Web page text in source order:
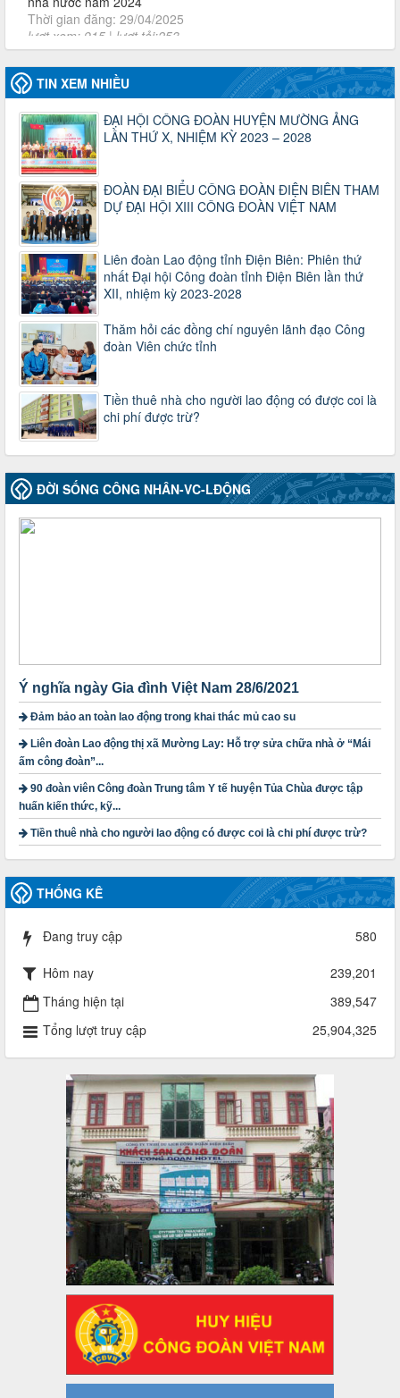
2930/TLĐ-TC
Công văn số 2930/TLĐ-TC, ngày 31/12/2024 của Tổng
LĐLĐ Việt Nam về việc quy định tỷ lệ phân phối tự động
Công đoàn năm 2025
Thời gian đăng: 06/01/2025
lượt xem: 1066 | lượt tải:437
47-TTCĐ/BTGTU
Thông tin chuyên đề: Một số nôi dung về sắp xếp tổ chức bộ
máy của hệ thống chính trị tinh gọn, hoạt động hiệu lực, hiệu
quả
Thời gian đăng: 25/12/2024
lượt xem: 1221 | lượt tải:339
37/HD-TLĐ
Hướng dẫn Công đoàn với việc tổ chức và hoạt động của
Ban Thanh tra Nhân dân
Thời gian đăng: 27/12/2024
lượt xem: 4944 | lượt tải:1351
35/HD-TLĐ
Hướng dẫn thực hiện một số nội dung chi liên quan đến
công tác kiểm tra, giám sát tại Công đoàn cơ sở
Thời gian đăng: 27/12/2024
lượt xem: 2072 | lượt tải:506
50/2024/QH/15
Thời gian đăng: 25/12/2024
lượt xem: 4224 | lượt tải:319
2010-CV/TU
nguyên tắc xây dựng và giao dự toán tài chính công đoàn
năm 2025
Thời gian đăng: 23/09/2024
lượt xem: 4197 | lượt tải:1312
3716/TLD-TC
Công văn hướng dẫn công tác quả lý tài chính, tài sản công
đoàn khi đơn vị sát nhập, chấm dứt hoạt động
Thời gian đăng: 13/04/2025
lượt xem: 2003 | lượt tải:719
LĐLĐ tỉnh Điện Biên năm 2025
Thời gian đăng: 28/04/2025
485/QĐ-LĐLĐ
Quyết định về việc công bố công khai quyết toán ngân sách
nhà nước năm 2024
Thời gian đăng: 29/04/2025
lượt xem: 915 | lượt tải:253
2930/TLĐ-TC
Công văn số 2930/TLĐ-TC, ngày 31/12/2024 của Tổng
LĐLĐ Việt Nam về việc quy định tỷ lệ phân phối tự động
KPCĐ 2% qua tài khoản Công đoàn Việt Nam về các cấp
Công đoàn năm 2025
Thời gian đăng: 06/01/2025
lượt xem: 1066 | lượt tải:437
47-TTCĐ/BTGTU
Thông tin chuyên đề: Một số nôi dung về sắp xếp tổ chức bộ
máy của hệ thống chính trị tinh gọn, hoạt động hiệu lực, hiệu
Thời gian đăng: 25/12/2024
lượt xem: 1221 | lượt tải:339
37/HD-TLĐ
Hướng dẫn Công đoàn với việc tổ chức và hoạt động của
Ban Thanh tra Nhân dân
Thời gian đăng: 27/12/2024
lượt xem: 4944 | lượt tải:1351
35/HD-TLĐ
TIN XEM NHIỀU
ĐẠI HỘI CÔNG ĐOÀN HUYỆN MƯỜNG ẢNG
LẦN THỨ X, NHIỆM KỲ 2023 – 2028
ĐOÀN ĐẠI BIỂU CÔNG ĐOÀN ĐIỆN BIÊN THAM
DỰ ĐẠI HỘI XIII CÔNG ĐOÀN VIỆT NAM
Liên đoàn Lao động tỉnh Điện Biên: Phiên thứ
nhất Đại hội Công đoàn tỉnh Điện Biên lần thứ
XII, nhiệm kỳ 2023-2028
Thăm hỏi các đồng chí nguyên lãnh đạo Công
đoàn Viên chức tỉnh
Tiền thuê nhà cho người lao động có được coi là
chi phí được trừ?
ĐỜI SỐNG CÔNG NHÂN-VC-LĐỘNG
Ý nghĩa ngày Gia đình Việt Nam 28/6/2021
Đảm bảo an toàn lao động trong khai thác mủ cao su
Liên đoàn Lao động thị xã Mường Lay: Hỗ trợ sửa chữa nhà ở “Mái
ấm công đoàn”...
90 đoàn viên Công đoàn Trung tâm Y tế huyện Tủa Chùa được tập
huấn kiến thức, kỹ...
Tiền thuê nhà cho người lao động có được coi là chi phí được trừ?
THỐNG KÊ
Đang truy cập 580
Hôm nay
239,201
Tháng hiện tại
389,547
Tổng lượt truy cập
25,904,325